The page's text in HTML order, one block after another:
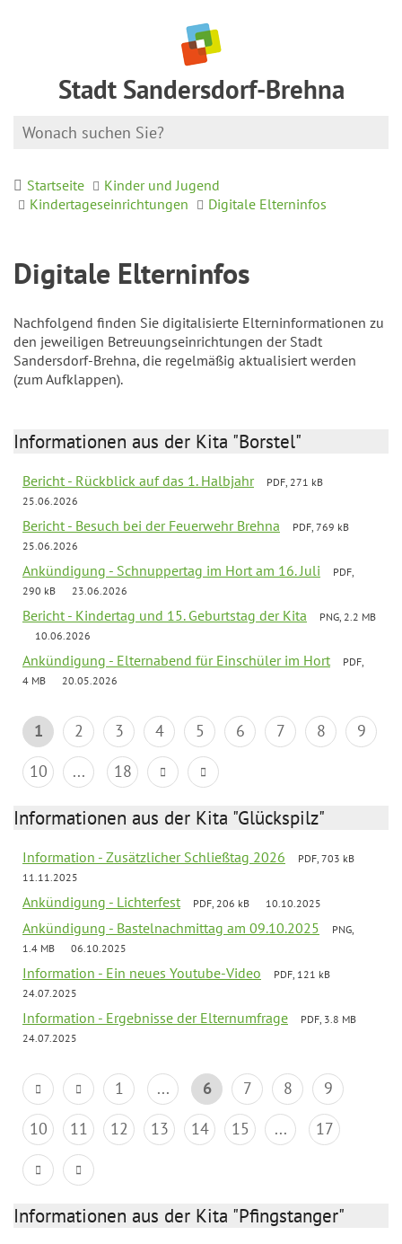
Stadt Sandersdorf-Brehna
Startseite
Kinder und Jugend
Kindertageseinrichtungen
Digitale Elterninfos
Digitale Elterninfos
Nachfolgend finden Sie digitalisierte Elterninformationen zu
den jeweiligen Betreuungseinrichtungen der Stadt
Sandersdorf-Brehna, die regelmäßig aktualisiert werden
(zum Aufklappen).
Informationen aus der Kita "Borstel"
Bericht - Rückblick auf das 1. Halbjahr
PDF, 271 kB
25.06.2026
Bericht - Besuch bei der Feuerwehr Brehna
PDF, 769 kB
25.06.2026
Ankündigung - Schnuppertag im Hort am 16. Juli
PDF,
290 kB
23.06.2026
Bericht - Kindertag und 15. Geburtstag der Kita
PNG, 2.2 MB
10.06.2026
Ankündigung - Elternabend für Einschüler im Hort
PDF,
4 MB
20.05.2026
1 2 3 4 5 6 7 8
9
10
... 18
Informationen aus der Kita "Glückspilz"
Information - Zusätzlicher Schließtag 2026
PDF, 703 kB
11.11.2025
Ankündigung - Lichterfest PDF, 206 kB 10.10.2025
Ankündigung - Bastelnachmittag am 09.10.2025
PNG,
1.4 MB
06.10.2025
Information - Ein neues Youtube-Video
PDF, 121 kB
24.07.2025
Information - Ergebnisse der Elternumfrage
PDF, 3.8 MB
24.07.2025
1 ... 6 7 8
9
10
11 12 13 14 15 ... 17
Informationen aus der Kita "Pfingstanger"